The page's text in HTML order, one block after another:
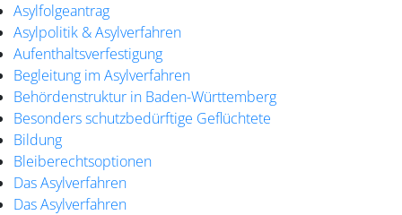
Asylfolgeantrag
Asylpolitik & Asylverfahren
Aufenthaltsverfestigung
Begleitung im Asylverfahren
Behördenstruktur in Baden-Württemberg
Besonders schutzbedürftige Geflüchtete
Bildung
Bleiberechtsoptionen
Das Asylverfahren
Das Asylverfahren